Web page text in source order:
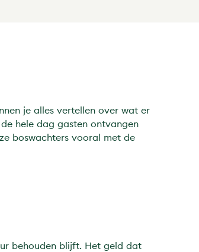
je alles vertellen over wat er
hele dag gasten ontvangen
boswachters vooral met de
behouden blijft. Het geld dat